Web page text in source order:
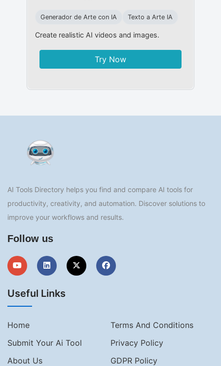
Generador de Arte con IA Texto a Arte IA
Create realistic AI videos and images.
Try Now
AI Tools Directory helps you find and compare AI tools for
productivity, creativity, and automation. Discover solutions to
improve your workflows and results.
Follow us
Useful Links
Home
Terms And Conditions
Submit Your Ai Tool
Privacy Policy
About Us
GDPR Policy